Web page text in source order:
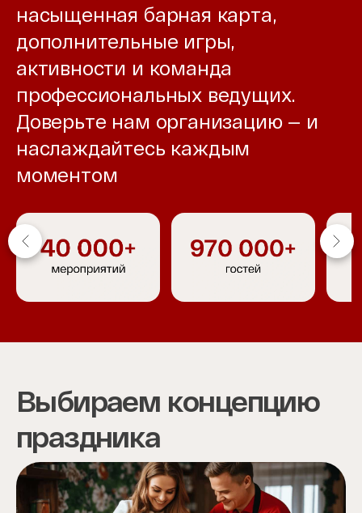
насыщенная барная карта,
дополнительные игры,
активности и команда
профессиональных ведущих.
Доверьте нам организацию — и
наслаждайтесь каждым
моментом
of
Выбираем концепцию
праздника